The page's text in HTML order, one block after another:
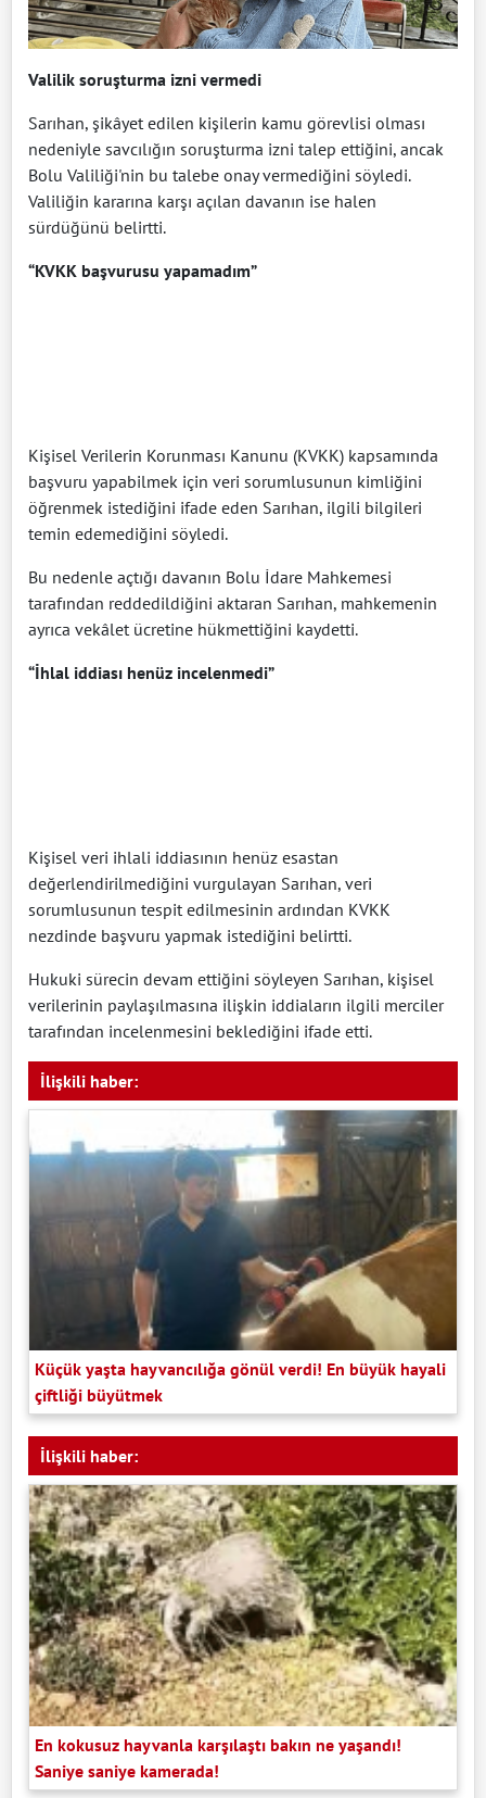
Valilik soruşturma izni vermedi
Sarıhan, şikâyet edilen kişilerin kamu görevlisi olması
nedeniyle savcılığın soruşturma izni talep ettiğini, ancak
Bolu Valiliği'nin bu talebe onay vermediğini söyledi.
Valiliğin kararına karşı açılan davanın ise halen
sürdüğünü belirtti.
“KVKK başvurusu yapamadım”
Kişisel Verilerin Korunması Kanunu (KVKK) kapsamında
başvuru yapabilmek için veri sorumlusunun kimliğini
öğrenmek istediğini ifade eden Sarıhan, ilgili bilgileri
temin edemediğini söyledi.
Bu nedenle açtığı davanın Bolu İdare Mahkemesi
tarafından reddedildiğini aktaran Sarıhan, mahkemenin
ayrıca vekâlet ücretine hükmettiğini kaydetti.
“İhlal iddiası henüz incelenmedi”
Kişisel veri ihlali iddiasının henüz esastan
değerlendirilmediğini vurgulayan Sarıhan, veri
sorumlusunun tespit edilmesinin ardından KVKK
nezdinde başvuru yapmak istediğini belirtti.
Hukuki sürecin devam ettiğini söyleyen Sarıhan, kişisel
verilerinin paylaşılmasına ilişkin iddiaların ilgili merciler
tarafından incelenmesini beklediğini ifade etti.
İlişkili haber:
Küçük yaşta hayvancılığa gönül verdi! En büyük hayali
çiftliği büyütmek
İlişkili haber:
En kokusuz hayvanla karşılaştı bakın ne yaşandı!
Saniye saniye kamerada!